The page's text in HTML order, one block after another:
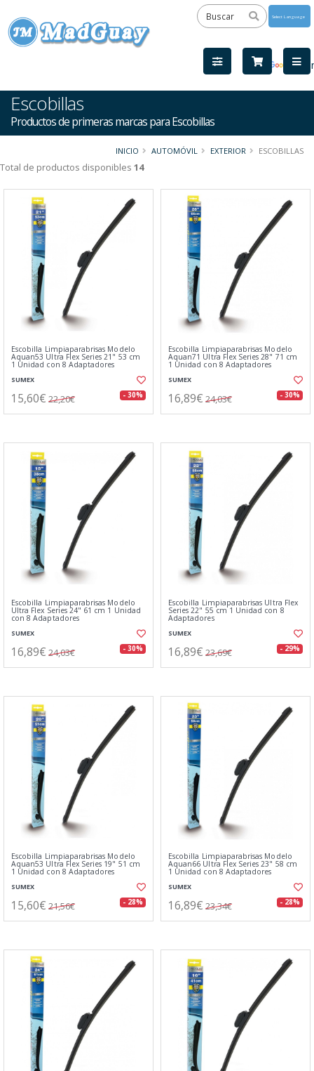
by
Escobillas
Productos de primeras marcas para Escobillas
INICIO AUTOMÓVIL EXTERIOR ESCOBILLAS
Total de productos disponibles 14
Escobilla Limpiaparabrisas Modelo
Aquan53 Ultra Flex Series 21" 53 cm
1 Unidad con 8 Adaptadores
SUMEX
15,60€ 22,20€ - 30%
Escobilla Limpiaparabrisas Modelo
Aquan71 Ultra Flex Series 28" 71 cm
1 Unidad con 8 Adaptadores
SUMEX
16,89€ 24,03€ - 30%
Escobilla Limpiaparabrisas Modelo
Ultra Flex Series 24" 61 cm 1 Unidad
con 8 Adaptadores
SUMEX
16,89€ 24,03€ - 30%
Escobilla Limpiaparabrisas Ultra Flex
Series 22" 55 cm 1 Unidad con 8
Adaptadores
SUMEX
16,89€ 23,69€ - 29%
Escobilla Limpiaparabrisas Modelo
Aquan53 Ultra Flex Series 19" 51 cm
1 Unidad con 8 Adaptadores
SUMEX
15,60€ 21,56€ - 28%
Escobilla Limpiaparabrisas Modelo
Aquan66 Ultra Flex Series 23" 58 cm
1 Unidad con 8 Adaptadores
SUMEX
16,89€ 23,34€ - 28%